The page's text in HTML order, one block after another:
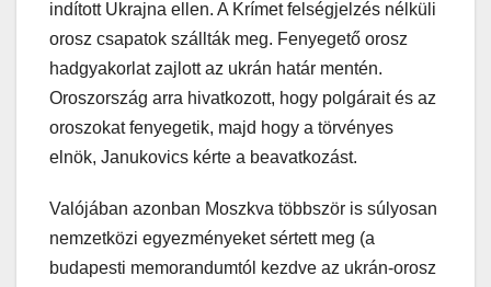
indított Ukrajna ellen. A Krímet felségjelzés nélküli
orosz csapatok szállták meg. Fenyegető orosz
hadgyakorlat zajlott az ukrán határ mentén.
Oroszország arra hivatkozott, hogy polgárait és az
oroszokat fenyegetik, majd hogy a törvényes
elnök, Janukovics kérte a beavatkozást.
Valójában azonban Moszkva többször is súlyosan
nemzetközi egyezményeket sértett meg (a
budapesti memorandumtól kezdve az ukrán-orosz